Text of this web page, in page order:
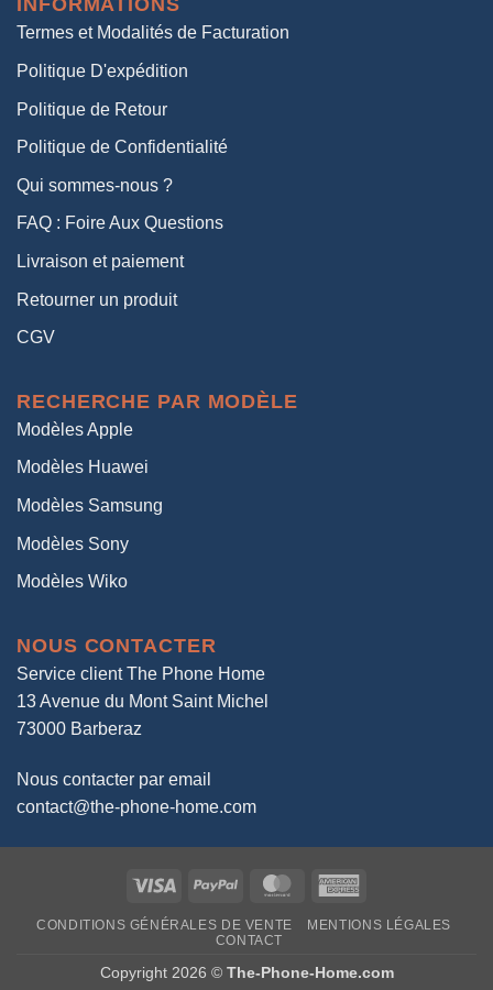
38,00€.
INFORMATIONS
Termes et Modalités de Facturation
Politique D'expédition
Politique de Retour
Politique de Confidentialité
Qui sommes-nous ?
FAQ : Foire Aux Questions
Livraison et paiement
Retourner un produit
CGV
RECHERCHE PAR MODÈLE
Modèles Apple
Modèles Huawei
Modèles Samsung
Modèles Sony
Modèles Wiko
NOUS CONTACTER
Service client The Phone Home
13 Avenue du Mont Saint Michel
73000 Barberaz
Nous contacter par email
contact@the-phone-home.com
Visa PayPal MasterCard
CONDITIONS GÉNÉRALES DE VENTE
MENTIONS LÉGALES
CONTACT
Copyright 2026 © The-Phone-Home.com